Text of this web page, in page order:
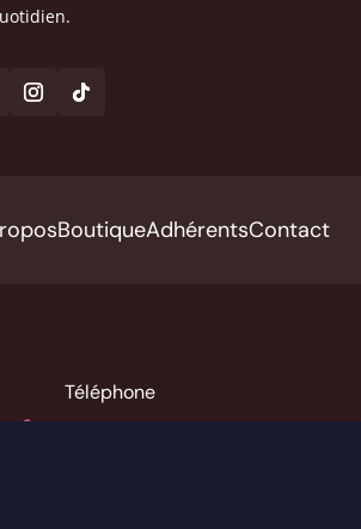
BoutiqueAdhérentsContact
Téléphone